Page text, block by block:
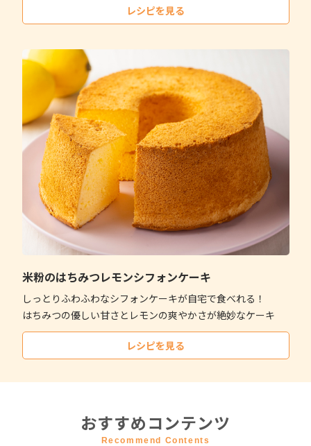
レシピを見る
米粉のはちみつレモンシフォンケーキ
しっとりふわふわなシフォンケーキが自宅で食べれる！
はちみつの優しい甘さとレモンの爽やかさが絶妙なケーキ
レシピを見る
おすすめコンテンツ
Recommend Contents